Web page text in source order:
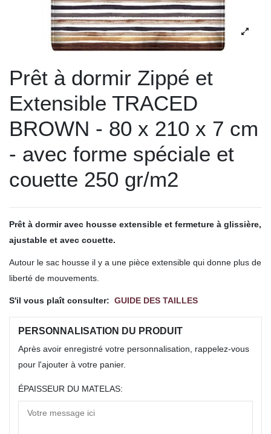
Prêt à dormir Zippé et
Extensible TRACED
BROWN - 80 x 210 x 7 cm
- avec forme spéciale et
couette 250 gr/m2
Prêt à dormir avec housse extensible et fermeture à glissière,
ajustable et avec couette.
Autour le sac housse il y a une pièce extensible qui donne plus de
liberté de mouvements.
S'il vous plaît consulter: GUIDE DES TAILLES
PERSONNALISATION DU PRODUIT
Après avoir enregistré votre personnalisation, rappelez-vous
pour l'ajouter à votre panier.
ÉPAISSEUR DU MATELAS: